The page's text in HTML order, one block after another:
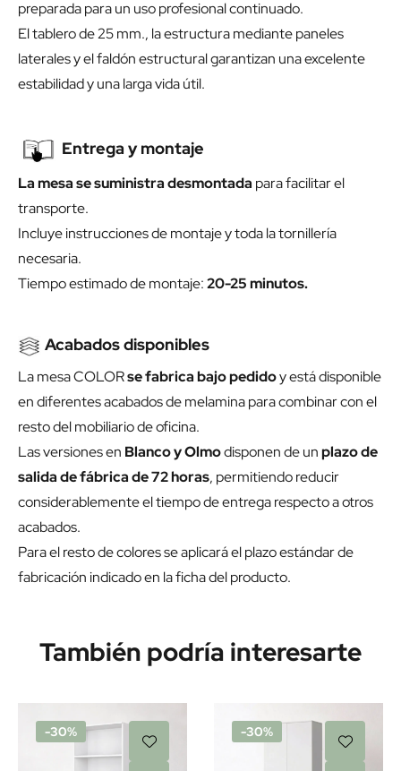
preparada para un uso profesional continuado.
El tablero de 25 mm., la estructura mediante paneles
laterales y el faldón estructural garantizan una excelente
estabilidad y una larga vida útil.
Entrega y montaje
La mesa se suministra desmontada para facilitar el
transporte.
Incluye instrucciones de montaje y toda la tornillería
necesaria.
Tiempo estimado de montaje:20-25 minutos.
Acabados disponibles
La mesa COLORse fabrica bajo pedidoy está disponible
en diferentes acabados de melamina para combinar con el
resto del mobiliario de oficina.
Las versiones en Blanco y Olmodisponen de unplazo de
salida de fábrica de 72 horas, permitiendo reducir
considerablemente el tiempo de entrega respecto a otros
acabados.
Para el resto de colores se aplicará el plazo estándar de
fabricación indicado en la ficha del producto.
También podría interesarte
-30% -30%